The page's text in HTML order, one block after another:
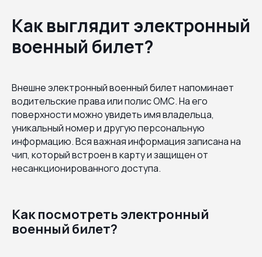
Как выглядит электронный
военный билет?
Внешне электронный военный билет напоминает
водительские права или полис ОМС. На его
поверхности можно увидеть имя владельца,
уникальный номер и другую персональную
информацию. Вся важная информация записана на
чип, который встроен в карту и защищен от
несанкционированного доступа.
Как посмотреть электронный
военный билет?